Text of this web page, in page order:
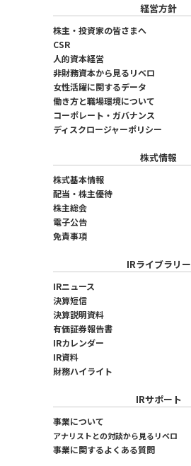
経営方針
株主・投資家の皆さまへ
CSR
人的資本経営
非財務資本から見るリベロ
女性活躍に関するデータ
働き方と職場環境について
コーポレート・ガバナンス
ディスクロージャーポリシー
株式情報
株式基本情報
配当・株主優待
株主総会
電子公告
免責事項
IRライブラリー
IRニュース
決算短信
決算説明資料
有価証券報告書
IRカレンダー
IR資料
財務ハイライト
IRサポート
事業について
アナリストとの対談から見るリベロ
事業に関するよくある質問